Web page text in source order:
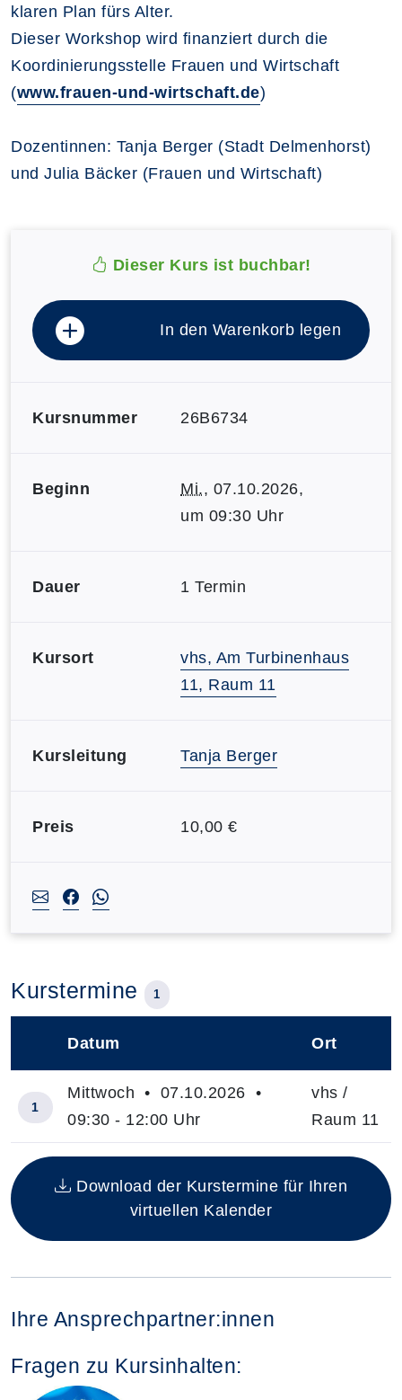
klaren Plan fürs Alter.
Dieser Workshop wird finanziert durch die
Koordinierungsstelle Frauen und Wirtschaft
(www.frauen-und-wirtschaft.de)
Dozentinnen: Tanja Berger (Stadt Delmenhorst)
und Julia Bäcker (Frauen und Wirtschaft)
Dieser Kurs ist buchbar!
In den Warenkorb legen
Kursnummer 26B6734
Beginn Mi., 07.10.2026,
um 09:30 Uhr
Dauer 1 Termin
Kursort
vhs, Am Turbinenhaus
11, Raum 11
Kursleitung Tanja Berger
Preis 10,00 €
Kurstermine 1
Insgesamt gibt es 1 Termine zum diesen Kurs
Datum Ort
1
Mittwoch • 07.10.2026 •
09:30 - 12:00 Uhr
vhs /
Raum 11
Download der Kurstermine für Ihren
virtuellen Kalender
Ihre Ansprechpartner:innen
Fragen zu Kursinhalten: